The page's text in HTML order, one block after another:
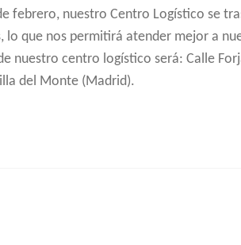
febrero, nuestro Centro Logístico se
lo que nos permitirá atender mejor a
nuestro centro logístico será: Calle
del Monte (Madrid).